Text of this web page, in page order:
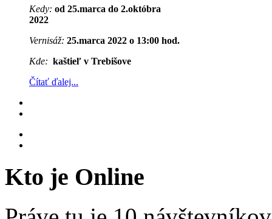
Kedy: od 25.marca do 2.októbra
2022
Vernisáž: 25.marca 2022 o 13:00 hod.
Kde: kaštieľ v Trebišove
Čítať ďalej...
Kto je Online